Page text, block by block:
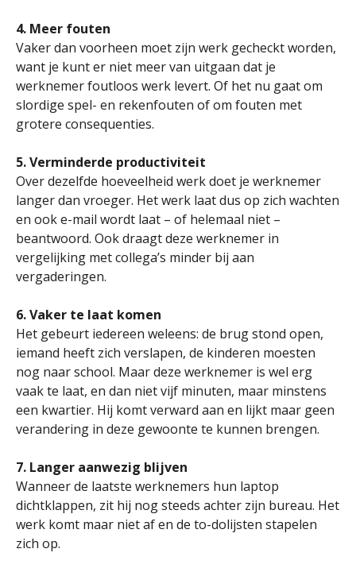
4. Meer fouten
Vaker dan voorheen moet zijn werk gecheckt worden,
want je kunt er niet meer van uitgaan dat je
werknemer foutloos werk levert. Of het nu gaat om
slordige spel- en rekenfouten of om fouten met
grotere consequenties.
5. Verminderde productiviteit
Over dezelfde hoeveelheid werk doet je werknemer
langer dan vroeger. Het werk laat dus op zich wachten
en ook e-mail wordt laat – of helemaal niet –
beantwoord. Ook draagt deze werknemer in
vergelijking met collega’s minder bij aan
vergaderingen.
6. Vaker te laat komen
Het gebeurt iedereen weleens: de brug stond open,
iemand heeft zich verslapen, de kinderen moesten
nog naar school. Maar deze werknemer is wel erg
vaak te laat, en dan niet vijf minuten, maar minstens
een kwartier. Hij komt verward aan en lijkt maar geen
verandering in deze gewoonte te kunnen brengen.
7. Langer aanwezig blijven
Wanneer de laatste werknemers hun laptop
dichtklappen, zit hij nog steeds achter zijn bureau. Het
werk komt maar niet af en de to-dolijsten stapelen
zich op.